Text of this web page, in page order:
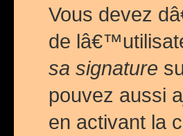
Vous devez
de
sa signature
pouvez aussi
en activant la